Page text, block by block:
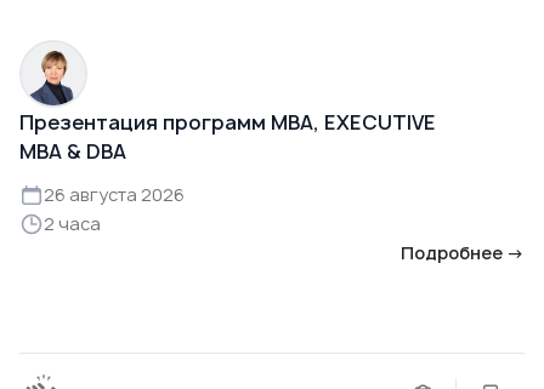
Презентация программ MBA, EXECUTIVE
MBA & DBA
26 августа 2026
2 часа
Подробнее →